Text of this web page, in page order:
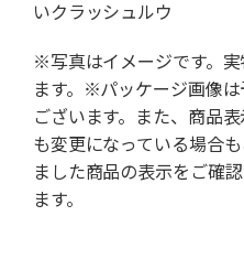
いクラッシュルウ
※写真はイメージです。
ます。※パッケージ画像
ございます。また、商品
も変更になっている場合
ました商品の表示をご確
ます。